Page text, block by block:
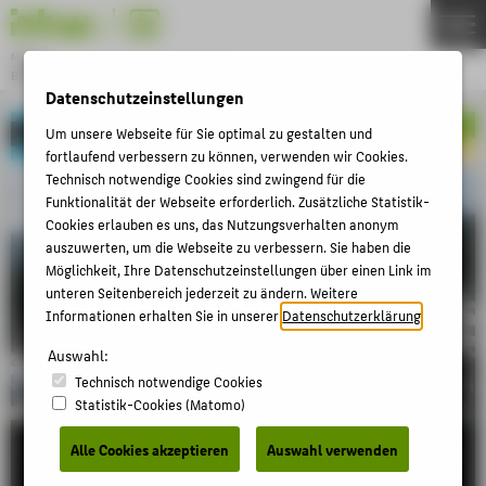
Master
Menu
Jetzt noch fürs Wintersemester bewerben ➔
Nachhaltige IT-Lösungen für Unternehmen
THEMEN
STUDIUM
BEWERBUNG
KARRIERE
PERSONEN
PORTALE
BERATUNG & SERVICE
ZENTRALEINRICHTUNGEN
Datenschutzeinstellungen
Um unsere Webseite für Sie optimal zu gestalten und
fortlaufend verbessern zu können, verwenden wir Cookies.
Technisch notwendige Cookies sind zwingend für die
Funktionalität der Webseite erforderlich. Zusätzliche Statistik-
Cookies erlauben es uns, das Nutzungsverhalten anonym
auszuwerten, um die Webseite zu verbessern. Sie haben die
Möglichkeit, Ihre Datenschutzeinstellungen über einen Link im
unteren Seitenbereich jederzeit zu ändern. Weitere
Informationen erhalten Sie in unsererDatenschutzerklärung
Auswahl:
Technisch notwendige Cookies
Statistik-Cookies (Matomo)
Alle Cookies akzeptieren Auswahl verwenden